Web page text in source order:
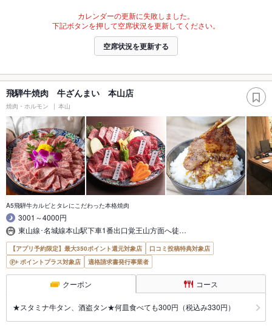
カレンダーの更新に失敗しました。
下記ボタンを押して空席状況を更新してください。
空席状況を更新する
飛騨牛焼肉 牛ざんまい 本山店
焼肉・ホルモン 本山
A5飛騨牛カルビとタレにこだわった本格焼肉
3001～4000円
東山線･名城線本山駅下車1番出口覚王山方面へ徒…
【アプリ予約限定】最大350ポイント還元対象店
口コミ投稿特典対象店
ポイントプラス対象店
適格請求書発行事業者
クーポン コース
★スタミナ牛タン、酒盗タン★何皿食べても300円（税込み330円）